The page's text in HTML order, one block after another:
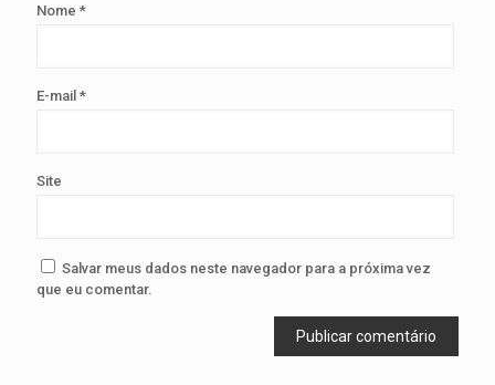
Nome *
E-mail *
Site
Salvar meus dados neste navegador para a próxima vez
que eu comentar.